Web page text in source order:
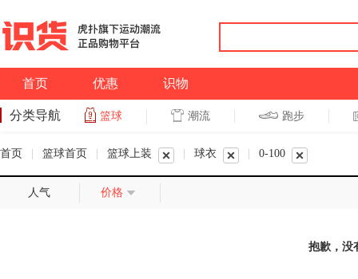
首页 优惠 识物
分类导航 篮球 潮流 跑步
首页 篮球首页 篮球上装 球衣 0-100
人气 价格
抱歉，没